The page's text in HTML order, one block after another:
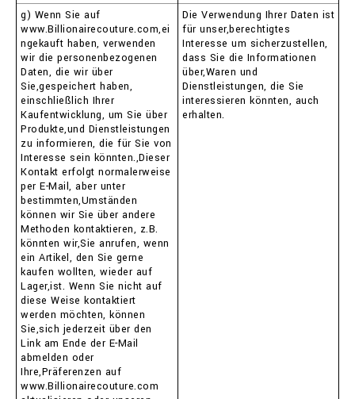
g) Wenn Sie auf
www.Billionairecouture.com,ei
ngekauft haben, verwenden
wir die personenbezogenen
Daten, die wir über
Sie,gespeichert haben,
einschließlich Ihrer
Kaufentwicklung, um Sie über
Produkte,und Dienstleistungen
zu informieren, die für Sie von
Interesse sein könnten.,Dieser
Kontakt erfolgt normalerweise
per E-Mail, aber unter
bestimmten,Umständen
können wir Sie über andere
Methoden kontaktieren, z.B.
könnten wir,Sie anrufen, wenn
ein Artikel, den Sie gerne
kaufen wollten, wieder auf
Lager,ist. Wenn Sie nicht auf
diese Weise kontaktiert
werden möchten, können
Sie,sich jederzeit über den
Link am Ende der E-Mail
abmelden oder
Ihre,Präferenzen auf
www.Billionairecouture.com
Die Verwendung Ihrer Daten ist
für unser,berechtigtes
Interesse um sicherzustellen,
dass Sie die Informationen
über,Waren und
Dienstleistungen, die Sie
interessieren könnten, auch
erhalten.